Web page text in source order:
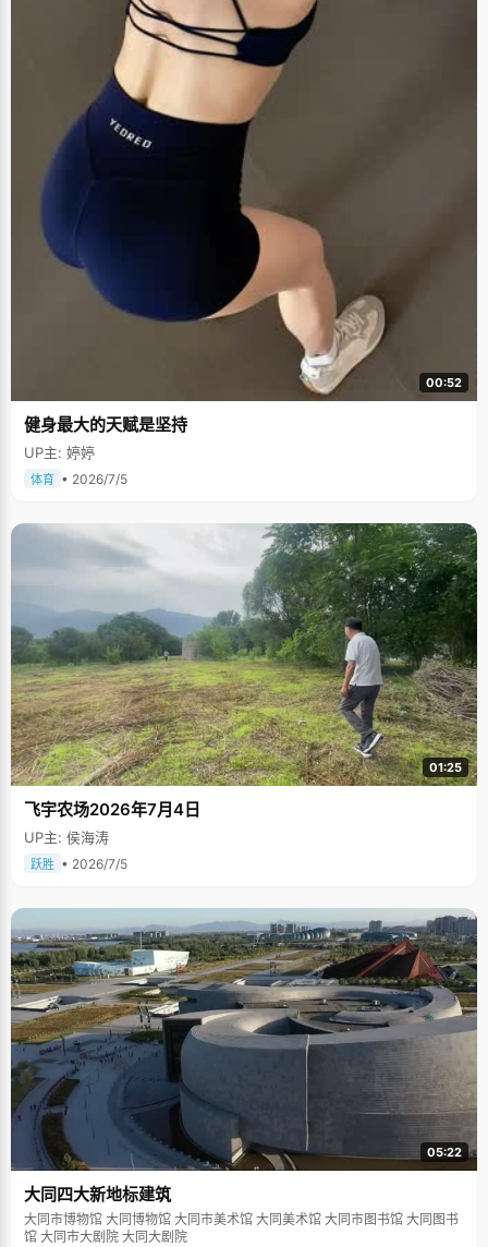
00:52
健身最大的天赋是坚持
UP主: 婷婷
体育 • 2026/7/5
01:25
飞宇农场2026年7月4日
UP主: 侯海涛
跃胜 • 2026/7/5
05:22
大同四大新地标建筑
大同市博物馆 大同博物馆 大同市美术馆 大同美术馆 大同市图书馆 大同图书
馆 大同市大剧院 大同大剧院